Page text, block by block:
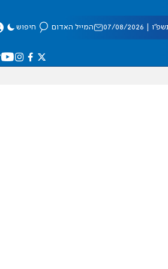
08/2026 המייל האדום חיפוש